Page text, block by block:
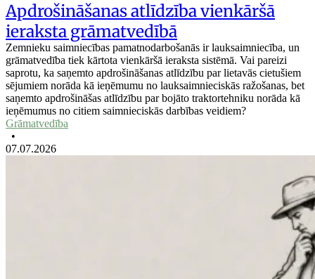
Apdrošināšanas atlīdzība vienkāršā
ieraksta grāmatvedībā
Zemnieku saimniecības pamatnodarbošanās ir lauksaimniecība, un
grāmatvedība tiek kārtota vienkāršā ieraksta sistēmā. Vai pareizi
saprotu, ka saņemto apdrošināšanas atlīdzību par lietavās cietušiem
sējumiem norāda kā ieņēmumu no lauksaimnieciskās ražošanas, bet
saņemto apdrošināšas atlīdzību par bojāto traktortehniku norāda kā
ieņēmumus no citiem saimnieciskās darbības veidiem?
Grāmatvedība
•
07.07.2026